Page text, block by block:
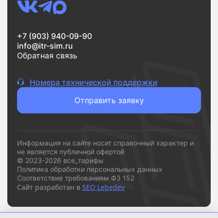
инструмент, который помогает быстро принять
решение и подключиться к подходящему
провайдеру.
+7 (903) 940-09-90
info@itr-sim.ru
Обратная связь
Номера технической поддержки
Отправить заявку
Информация на сайте носит справочный характер и
не является публичной офертой
© 2023-2026 все_тарифы
Политика обработки персональных данных
Соответствие требованиям ФЗ 152
Сайт разработан в SEO Lebedev